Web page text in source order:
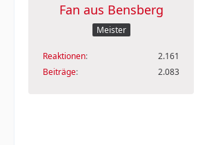
Fan aus Bensberg
Meister
Reaktionen
2.161
Beiträge
2.083